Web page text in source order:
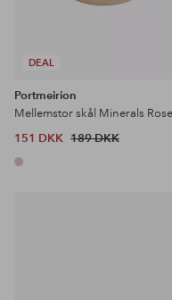
DEAL
Portmeirion
151 DKK 189 DKK